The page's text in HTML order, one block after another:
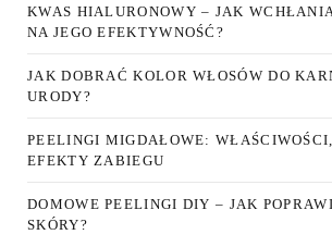
KWAS HIALURONOWY – JAK
NA JEGO EFEKTYWNOŚĆ?
JAK DOBRAĆ KOLOR WŁOSÓW DO
URODY?
PEELINGI MIGDAŁOWE:
EFEKTY ZABIEGU
DOMOWE PEELINGI DIY – JAK
SKÓRY?